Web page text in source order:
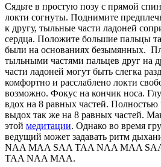
Сядьте в простую позу с прямой
локти согнуты. Поднимите
к другу, тыльные части ладоней
сердца. Положите большие пальцы
были на основаниях безымянных.
тыльными частями пальцев друг на
части ладоней могут быть слегка
комфортно и расслаблено локти
возможно. Фокус на кончик носа.
вдох на 8 равных частей. Полностью
выдох так же на 8 равных частей.
этой медитации. Однако во время
ведущий может задавать ритм
NAA MAA SAA TAA NAA MAA
TAA NAA MAA.